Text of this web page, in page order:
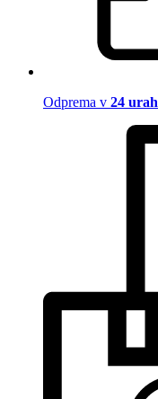
Odprema v 24 urah